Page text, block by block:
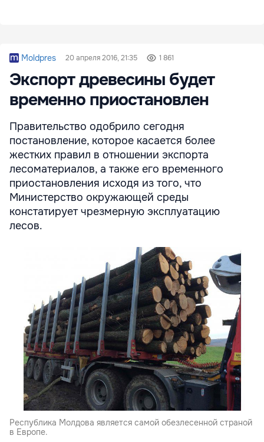
Moldpres 20 апреля 2016, 21:35 1 861
Экспорт древесины будет
временно приостановлен
Правительство одобрило сегодня
постановление, которое касается более
жестких правил в отношении экспорта
лесоматериалов, а также его временного
приостановления исходя из того, что
Министерство окружающей среды
констатирует чрезмерную эксплуатацию
лесов.
Республика Молдова является самой обезлесенной страной
в Европе.